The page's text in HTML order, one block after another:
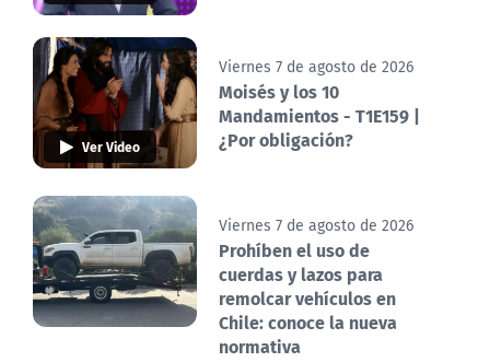
Ver Video
Viernes 7 de agosto de 2026
Moisés y los 10
Mandamientos - T1E159 |
¿Por obligación?
Viernes 7 de agosto de 2026
Prohíben el uso de
cuerdas y lazos para
remolcar vehículos en
Chile: conoce la nueva
normativa